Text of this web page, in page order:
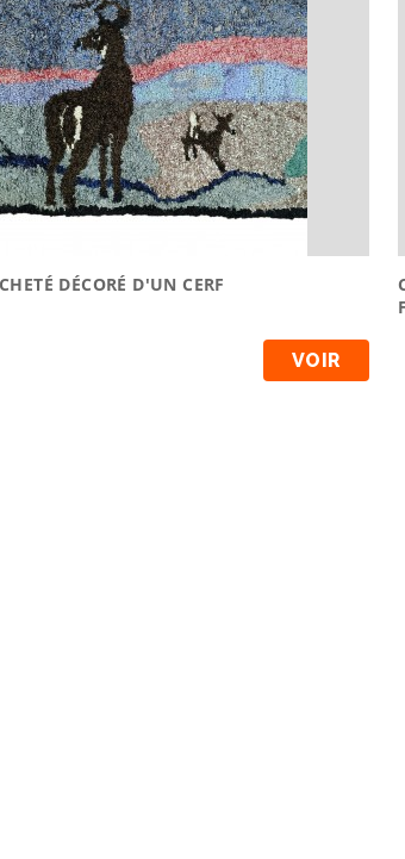
DÉCORÉ D'UN CERF
VOIR